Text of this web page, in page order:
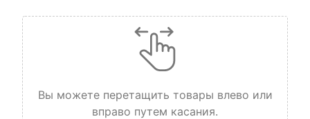
Вы можете перетащить товары влево или
вправо путем касания.